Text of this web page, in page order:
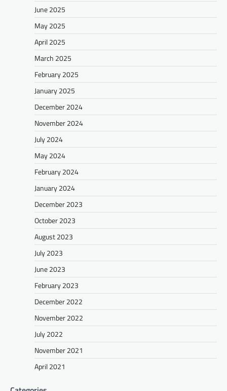
June 2025
May 2025
April 2025
March 2025
February 2025
January 2025
December 2024
November 2024
July 2024
May 2024
February 2024
January 2024
December 2023
October 2023
August 2023
July 2023
June 2023
February 2023
December 2022
November 2022
July 2022
November 2021
April 2021